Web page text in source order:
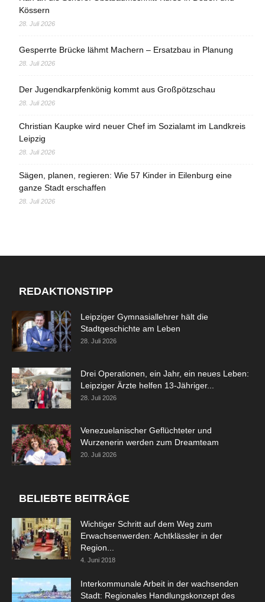
Kössern
28. Juli 2026
Gesperrte Brücke lähmt Machern – Ersatzbau in Planung
28. Juli 2026
Der Jugendkarpfenkönig kommt aus Großpötzschau
28. Juli 2026
Christian Kaupke wird neuer Chef im Sozialamt im Landkreis
Leipzig
28. Juli 2026
Sägen, planen, regieren: Wie 57 Kinder in Eilenburg eine
ganze Stadt erschaffen
28. Juli 2026
REDAKTIONSTIPP
Leipziger Gymnasiallehrer hält die
Stadtgeschichte am Leben
28. Juli 2026
Drei Operationen, ein Jahr, ein neues Leben:
Leipziger Ärzte helfen 13-Jähriger...
28. Juli 2026
Venezuelanischer Geflüchteter und
Wurzenerin werden zum Dreamteam
20. Juli 2026
BELIEBTE BEITRÄGE
Wichtiger Schritt auf dem Weg zum
Erwachsenwerden: Achtklässler in der
Region...
4. Juni 2018
Interkommunale Arbeit in der wachsenden
Stadt: Regionales Handlungskonzept des